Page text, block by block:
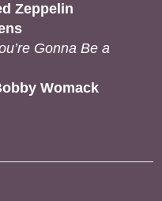
Zeppelin
Gonna Be a
Womack